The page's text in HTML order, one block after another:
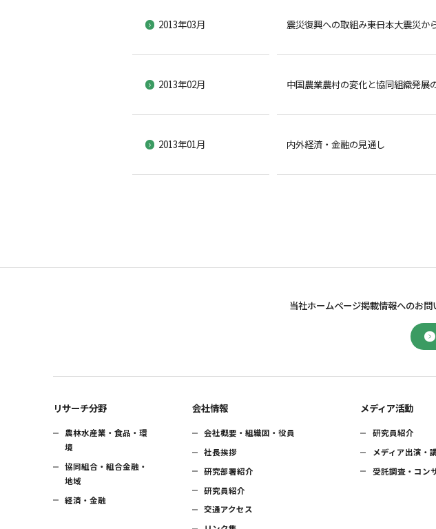
2013年03月 震災復興への取組み――東日本大震災から
2013年02月 中国農業農村の変化と協同組織発展
2013年01月 内外経済・金融の見通し
当社ホームページ掲載情報へのお問
リサーチ分野
農林水産業・食品・環
境
協同組合・組合金融・
地域
経済・金融
会社情報
会社概要・組織図・役員
社長挨拶
研究部署紹介
研究員紹介
交通アクセス
メディア活動
研究員紹介
メディア出演・
受託調査・コン